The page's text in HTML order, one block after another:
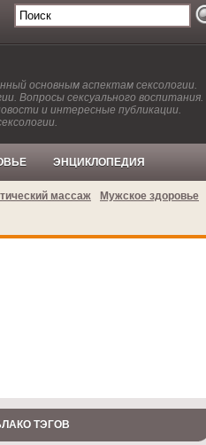
основным аспектам сексологии.
Вопросы сексуального воспитания.
и интересные публикации.
ЭНЦИКЛОПЕДИЯ
массаж Мужское здоровье
ТЭГОВ